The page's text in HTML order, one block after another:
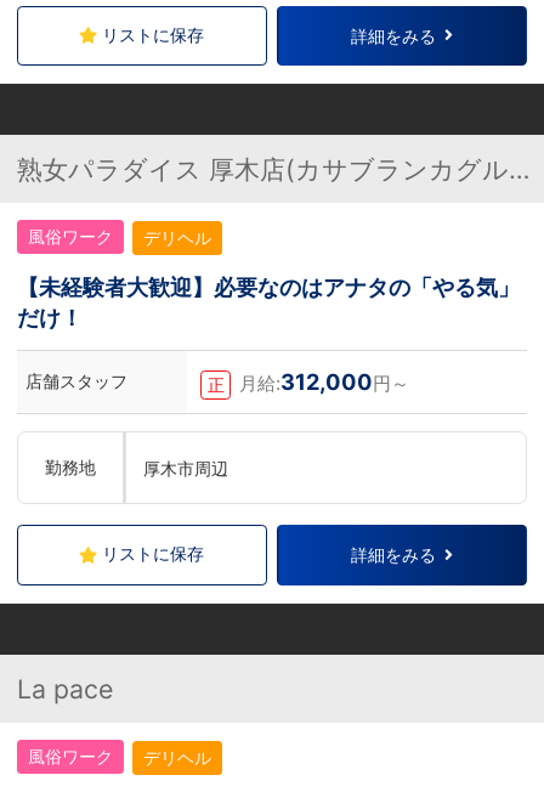
リストに保存 詳細をみる
熟女パラダイス 厚木店(カサブランカグルー
風俗ワーク デリヘル
【未経験者大歓迎】必要なのはアナタの「やる気」
だけ！
店舗スタッフ 正 月給:312,000円～
勤務地 厚木市周辺
リストに保存 詳細をみる
La pace
風俗ワーク デリヘル